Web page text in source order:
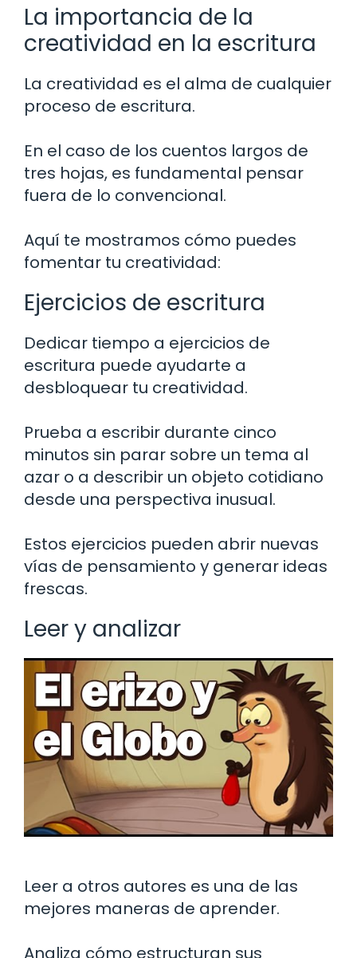
La importancia de la
creatividad en la escritura
La creatividad es el alma de cualquier
proceso de escritura.
En el caso de los cuentos largos de
tres hojas, es fundamental pensar
fuera de lo convencional.
Aquí te mostramos cómo puedes
fomentar tu creatividad:
Ejercicios de escritura
Dedicar tiempo a ejercicios de
escritura puede ayudarte a
desbloquear tu creatividad.
Prueba a escribir durante cinco
minutos sin parar sobre un tema al
azar o a describir un objeto cotidiano
desde una perspectiva inusual.
Estos ejercicios pueden abrir nuevas
vías de pensamiento y generar ideas
frescas.
Leer y analizar
Leer a otros autores es una de las
mejores maneras de aprender.
Analiza cómo estructuran sus